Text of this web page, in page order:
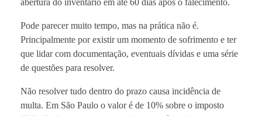
abertura do inventário em até 60 dias após o falecimento.
Pode parecer muito tempo, mas na prática não é.
Principalmente por existir um momento de sofrimento e ter
que lidar com documentação, eventuais dívidas e uma série
de questões para resolver.
Não resolver tudo dentro do prazo causa incidência de
multa. Em São Paulo o valor é de 10% sobre o imposto